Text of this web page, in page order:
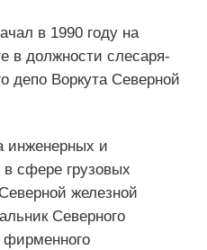
в 1990 году на
в должности слесаря-
депо Воркута Северной
инженерных и
сфере грузовых
железной
Северного
фирменного